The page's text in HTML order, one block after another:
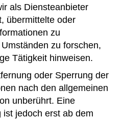
als Diensteanbieter
übermittelte oder
zu
zu forschen,
Tätigkeit hinweisen.
oder Sperrung der
nach den allgemeinen
unberührt. Eine
jedoch erst ab dem